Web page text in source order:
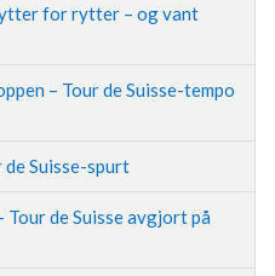
for rytter – og vant
– Tour de Suisse-tempo
Suisse-spurt
de Suisse avgjort på